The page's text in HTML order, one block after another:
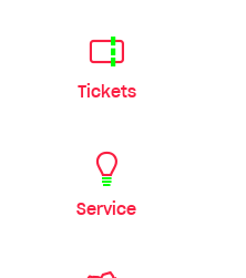
Tickets
Service